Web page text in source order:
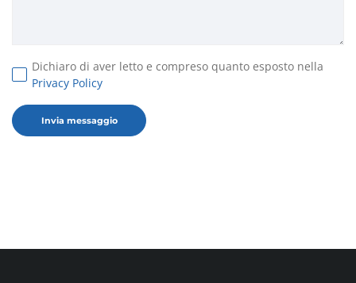
Dichiaro di aver letto e compreso quanto esposto nella
Privacy Policy